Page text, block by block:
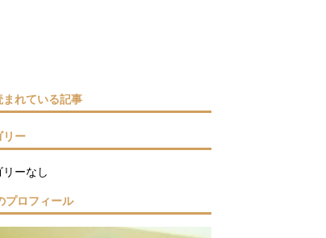
まれている記事
リー
リーなし
プロフィール